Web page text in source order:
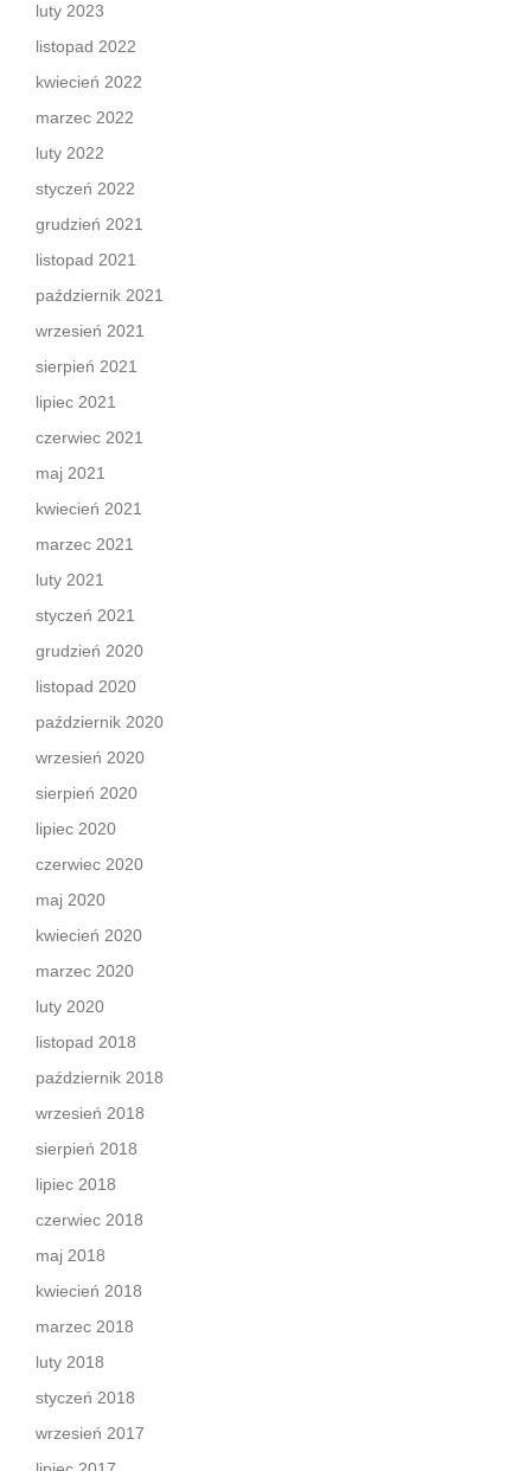
luty 2023
listopad 2022
kwiecień 2022
marzec 2022
luty 2022
styczeń 2022
grudzień 2021
listopad 2021
październik 2021
wrzesień 2021
sierpień 2021
lipiec 2021
czerwiec 2021
maj 2021
kwiecień 2021
marzec 2021
luty 2021
styczeń 2021
grudzień 2020
listopad 2020
październik 2020
wrzesień 2020
sierpień 2020
lipiec 2020
czerwiec 2020
maj 2020
kwiecień 2020
marzec 2020
luty 2020
listopad 2018
październik 2018
wrzesień 2018
sierpień 2018
lipiec 2018
czerwiec 2018
maj 2018
kwiecień 2018
marzec 2018
luty 2018
styczeń 2018
wrzesień 2017